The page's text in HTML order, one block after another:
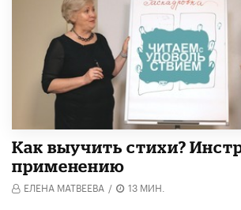
Как выучить стихи?
применению
ЕЛЕНА МАТВЕЕВА / 13 МИН.